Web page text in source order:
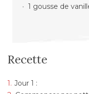
1 gousse de
Recette
Jour 1 :